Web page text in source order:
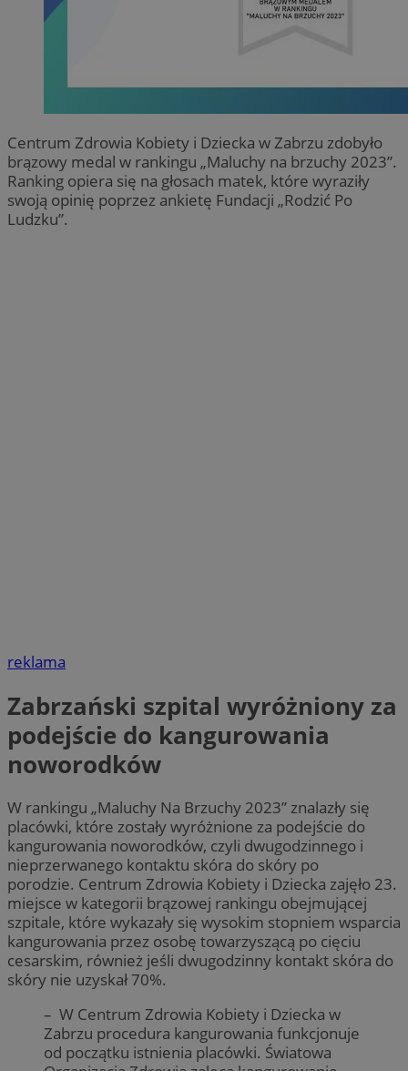
Centrum Zdrowia Kobiety i Dziecka w Zabrzu zdobyło
brązowy medal w rankingu „Maluchy na brzuchy 2023”.
Ranking opiera się na głosach matek, które wyraziły
swoją opinię poprzez ankietę Fundacji „Rodzić Po
Ludzku”.
reklama
Zabrzański szpital wyróżniony za
podejście do kangurowania
noworodków
W rankingu „Maluchy Na Brzuchy 2023” znalazły się
placówki, które zostały wyróżnione za podejście do
kangurowania noworodków, czyli dwugodzinnego i
nieprzerwanego kontaktu skóra do skóry po
porodzie. Centrum Zdrowia Kobiety i Dziecka zajęło 23.
miejsce w kategorii brązowej rankingu obejmującej
szpitale, które wykazały się wysokim stopniem wsparcia
kangurowania przez osobę towarzyszącą po cięciu
cesarskim, również jeśli dwugodzinny kontakt skóra do
skóry nie uzyskał 70%.
– W Centrum Zdrowia Kobiety i Dziecka w
Zabrzu procedura kangurowania funkcjonuje
od początku istnienia placówki. Światowa